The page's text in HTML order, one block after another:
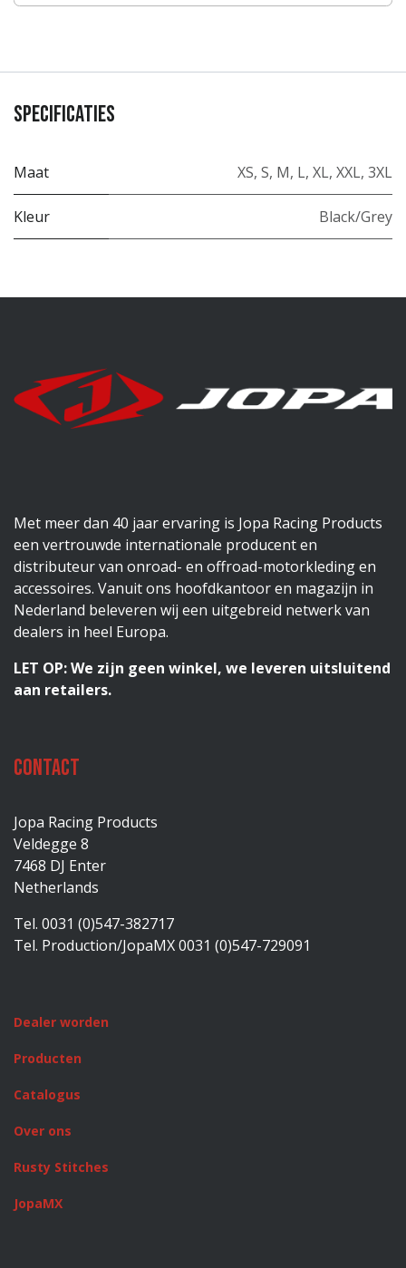
Specificaties
Maat XS, S, M, L, XL, XXL, 3XL
Kleur Black/Grey
Met meer dan 40 jaar ervaring is Jopa Racing Products
een vertrouwde internationale producent en
distributeur van onroad- en offroad-motorkleding en
accessoires. Vanuit ons hoofdkantoor en magazijn in
Nederland beleveren wij een uitgebreid netwerk van
dealers in heel Europa.
LET OP: We zijn geen winkel, we leveren uitsluitend
aan retailers.
Contact
Jopa Racing Products
Veldegge 8
7468 DJ Enter
Netherlands
Tel. 0031 (0)547-382717
Tel. Production/JopaMX 0031 (0)547-729091
Dealer worden
Producten
Catalogus
Over ons
Rusty Stitches
JopaMX